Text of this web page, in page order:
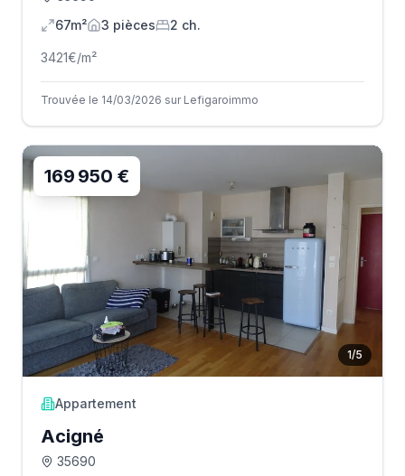
67m²
3 pièces 2 ch.
3421€/m²
Trouvée le 14/03/2026 sur Lefigaroimmo
1/5
169 950 €
Appartement
Acigné
35690